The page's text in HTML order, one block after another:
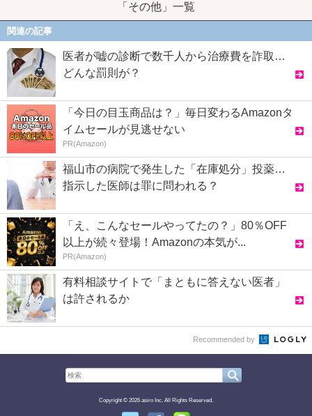
「その他」一覧
関連の記事
医者が嘘の診断で数千人から治療費を詐取…
どんな罰則が？
「今日の目玉商品は？」毎日変わるAmazonタ
イムセールが見逃せない
PR(Amazon)
福山市の病院で発生した「在庫処分」投薬…
指示した医師は罪に問われる？
「え、こんなセールやってたの？」80％OFF
以上が続々登場！Amazonの本気が...
PR(Amazon)
有料相談サイトで「まともに答えない医者」
は許されるか
Recommended by
Copyright © 2026 asiro Inc. All Rights Reserved.